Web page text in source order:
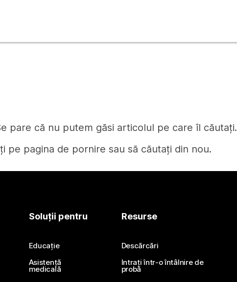
pare că nu putem găsi articolul pe care îl căutați.
pe pagina de pornire sau să căutați din nou.
Aveți nevoie de un răspuns?
Trimiteți o întrebare
Soluții pentru
Educație
Asistență
medicală
Resurse
Descărcări
Intrați într-o întâlnire de
probă